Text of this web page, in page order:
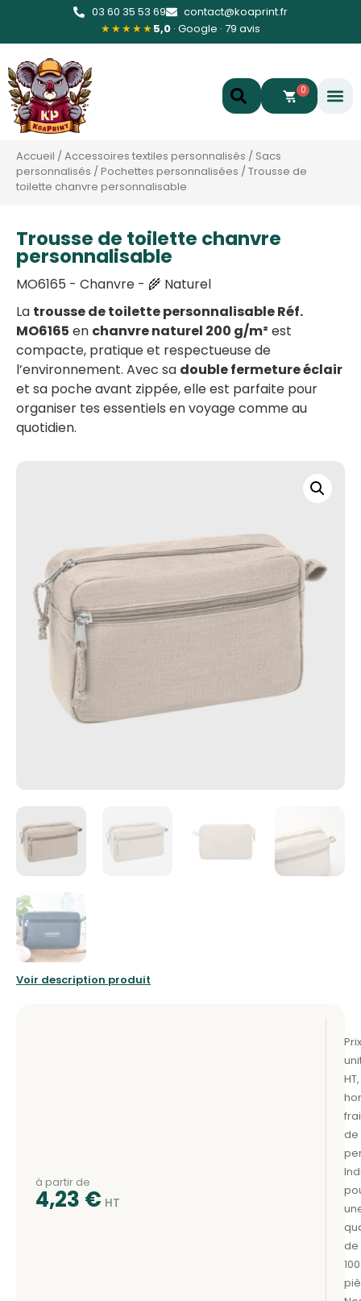
03 60 35 53 69
contact@koaprint.fr
★★★★★5,0 · Google · 79 avis
0
Accueil /Accessoires textiles personnalisés / Sacs
personnalisés /Pochettes personnalisées /Trousse de
toilette chanvre personnalisable
Trousse de toilette chanvre
personnalisable
MO6165 - Chanvre - 🌾 Naturel
La trousse de toilette personnalisable Réf.
MO6165 en chanvre naturel 200 g/m² est
compacte, pratique et respectueuse de
l’environnement. Avec sa double fermeture éclair
et sa poche avant zippée, elle est parfaite pour
organiser tes essentiels en voyage comme au
quotidien.
Voir description produit
à partir de
4,23 €